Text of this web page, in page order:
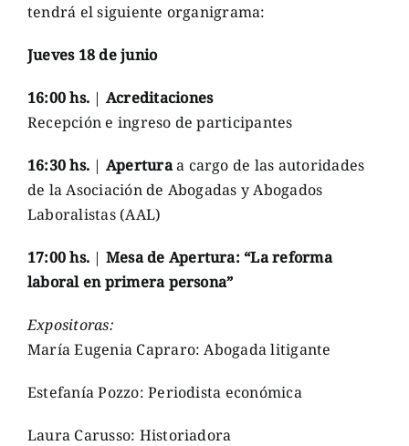
tendrá el siguiente organigrama:
Jueves 18 de junio
16:00 hs. | Acreditaciones
Recepción e ingreso de participantes
16:30 hs. | Aperturaa cargo de las autoridades
de la Asociación de Abogadas y Abogados
Laboralistas (AAL)
17:00 hs. | Mesa de Apertura: “La reforma
laboral en primera persona”
Expositoras:
María Eugenia Capraro: Abogada litigante
Estefanía Pozzo: Periodista económica
Laura Carusso: Historiadora